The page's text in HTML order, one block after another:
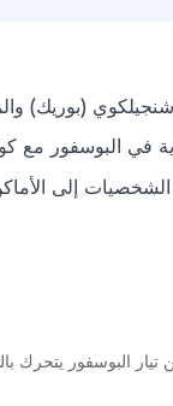
(بوريك)
في البوسفور مع
إلى
البوسفور يتحرك